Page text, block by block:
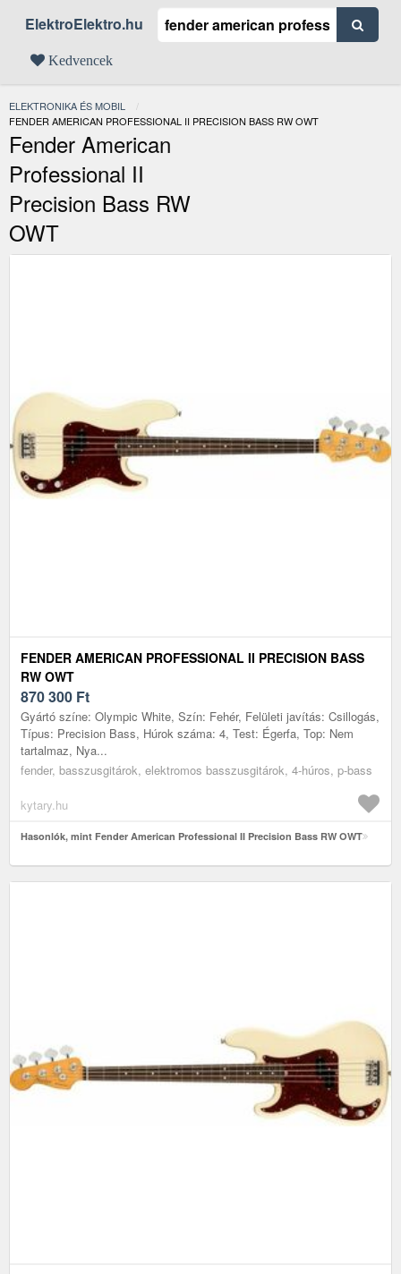
ElektroElektro.hu
Kedvencek
ELEKTRONIKA ÉS MOBIL
JELENLEGI:
FENDER AMERICAN PROFESSIONAL II PRECISION BASS RW OWT
Fender American
Professional II
Precision Bass RW
OWT
FENDER AMERICAN PROFESSIONAL II PRECISION BASS
RW OWT
870 300 Ft
Gyártó színe: Olympic White, Szín: Fehér, Felületi javítás: Csillogás,
Típus: Precision Bass, Húrok száma: 4, Test: Égerfa, Top: Nem
tartalmaz, Nya...
fender, basszusgitárok, elektromos basszusgitárok, 4-húros, p-bass
kytary.hu
Hasonlók, mint Fender American Professional II Precision Bass RW OWT